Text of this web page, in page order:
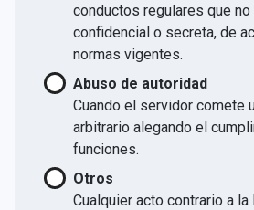
conductos regulares que
confidencial o secreta, de
normas vigentes.
Abuso de autoridad
Cuando el servidor comete
arbitrario alegando el
funciones.
Otros
Cualquier acto contrario a